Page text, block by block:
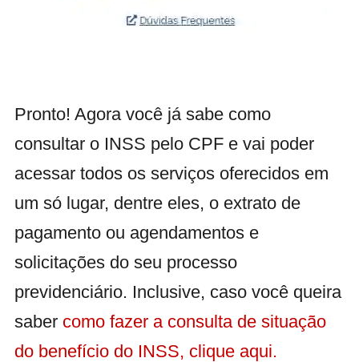
Pronto! Agora você já sabe como
consultar o INSS pelo CPF e vai poder
acessar todos os serviços oferecidos em
um só lugar, dentre eles, o extrato de
pagamento ou agendamentos e
solicitações do seu processo
previdenciário. Inclusive, caso você queira
saber como fazer a consulta de situação
do benefício do INSS, clique aqui.